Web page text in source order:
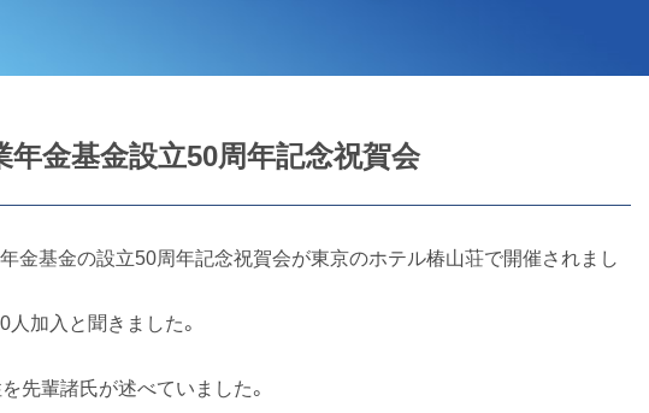
金基金設立50周年記念祝賀会
金基金の設立50周年記念祝賀会が東京のホテル椿山荘で開催されまし
加入と聞きました。
先輩諸氏が述べていました。